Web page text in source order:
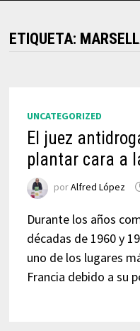
ETIQUETA:
UNCATEGORIZED
El juez
plantar cara a
porAlfred López
Durante los años
décadas de 1960 y
uno de los lugares
Francia debido a su